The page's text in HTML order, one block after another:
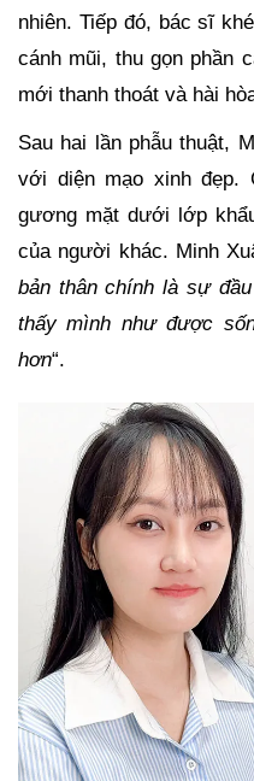
nhiên. Tiếp đó, bác sĩ
cánh mũi, thu gọn phần
mới thanh thoát và hài
Sau hai lần phẫu thuật,
với diện mạo xinh đẹp.
gương mặt dưới lớp
của người khác. Minh
bản thân chính là sự
thấy mình như được
hơn“.